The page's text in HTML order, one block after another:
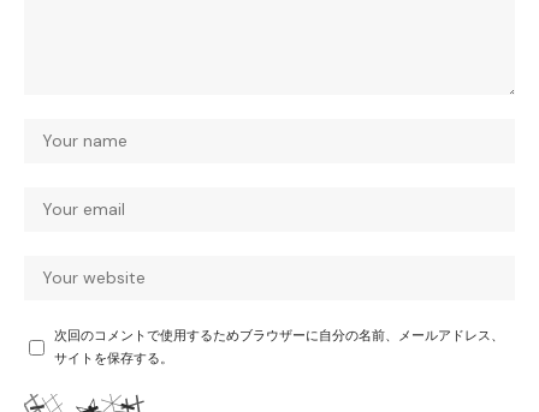
次回のコメントで使用するためブラウザーに自分の名前、メールアドレス、
サイトを保存する。